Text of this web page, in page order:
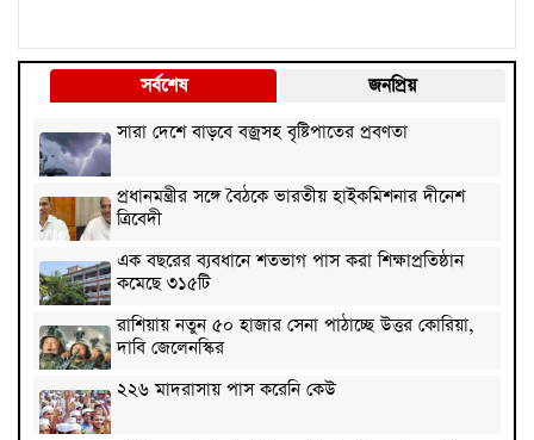
সর্বশেষ
জনপ্রিয়
সারা দেশে বাড়বে বজ্রসহ বৃষ্টিপাতের প্রবণতা
প্রধানমন্ত্রীর সঙ্গে বৈঠকে ভারতীয় হাইকমিশনার দীনেশ
ত্রিবেদী
এক বছরের ব্যবধানে শতভাগ পাস করা শিক্ষাপ্রতিষ্ঠান
কমেছে ৩১৫টি
রাশিয়ায় নতুন ৫০ হাজার সেনা পাঠাচ্ছে উত্তর কোরিয়া,
দাবি জেলেনস্কির
২২৬ মাদরাসায় পাস করেনি কেউ